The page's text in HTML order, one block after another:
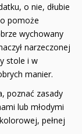
o nie, dłubie
pomoże
wychowany
narzeczonej
stole i w
manier.
poznać zasady
lub młodymi
pełnej